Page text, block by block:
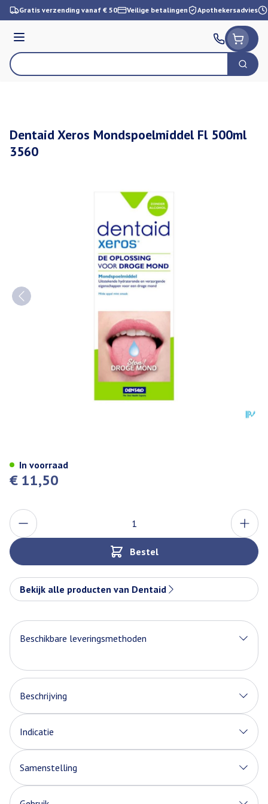
Ga naar de inhoud
Gratis verzending vanaf € 50 Veilige betalingen Apothekersadvies
Menu
Product, merk, categorie... Zoek
Dentaid Xeros Mondspoelmiddel Fl 500ml
3560
€ 11,50
Aantal
Bestel
In voorraad
Bekijk alle producten van Dentaid
Beschikbare leveringsmethoden
Beschrijving
Indicatie
Samenstelling